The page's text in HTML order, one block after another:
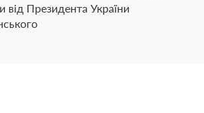
від Президента України